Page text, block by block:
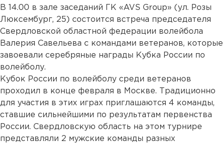
В 14.00 в зале заседаний ГК «AVS Group» (ул. Розы
Люксембург, 25) состоится встреча председателя
Свердловской областной федерации волейбола
Валерия Савельева с командами ветеранов, которые
завоевали серебряные награды Кубка России по
волейболу.
Кубок России по волейболу среди ветеранов
проходил в конце февраля в Москве. Традиционно
для участия в этих играх приглашаются 4 команды,
ставшие сильнейшими по результатам первенства
России. Свердловскую область на этом турнире
представляли 2 мужские команды разных